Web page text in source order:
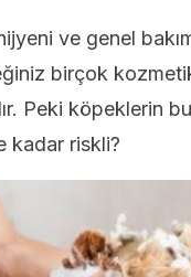
ve genel
birçok
Peki köpeklerin
kadar riskli?